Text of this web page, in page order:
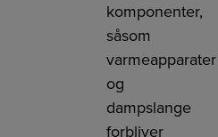
komponenter,
såsom
varmeapparater
og
dampslange
forbliver